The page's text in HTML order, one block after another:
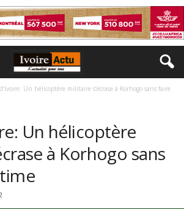
Un hélicoptère militaire s’écrase à Korhogo sans faire
Un hélicoptère
à Korhogo sans